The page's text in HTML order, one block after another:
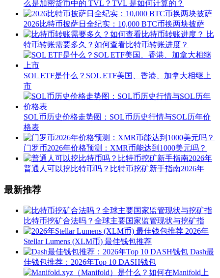
么是加密货币中的 TVL？TVL 是如何计算的？
2026比特币披萨日全纪实：10,000 BTC币换两块披萨
比
特币转账需要多久？如何查看比特币转账进度？
SOL ETF是什么？SOL ETF美国、香港、加拿大相继上
市
SOL币历史价格走势图：SOL币历史行情与SOL历年价
格表
门罗币2026年价格预测：XMR币能达到1000美元吗？
普通人可以挖比特币吗？比特币挖矿新手指南2026年
最新推荐
比特币挖矿合法吗？全球主要国家监管现状与挖矿指
2026年
Stellar Lumens (XLM币) 最佳钱包推荐
Dash最
佳钱包推荐：2026年Top 10 DASH钱包